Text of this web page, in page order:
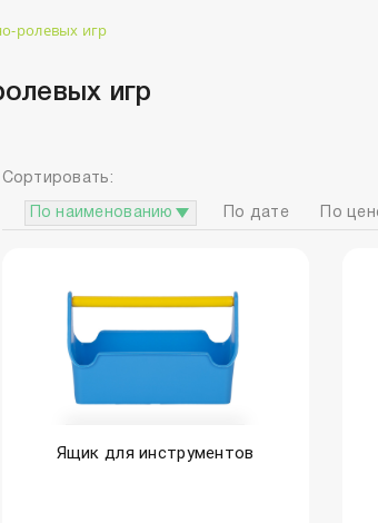
ролевых игр
игр
Сортировать:
По наименованию По дате По
Ящик для инструментов